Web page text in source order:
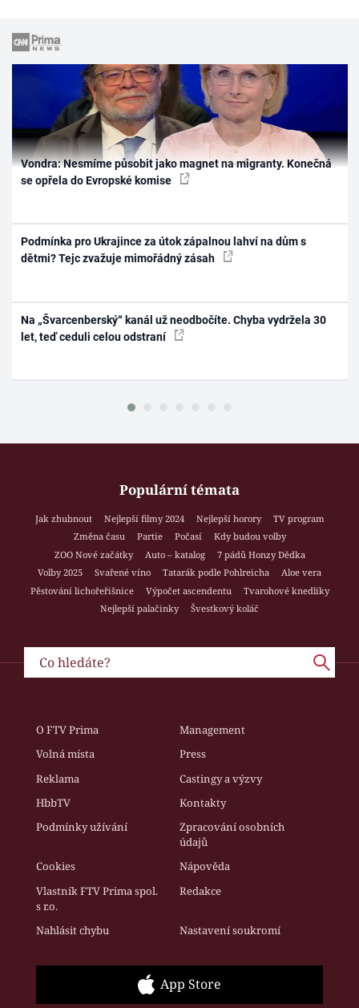
Vondra: Nesmíme působit jako magnet na migranty. Konečná
se opřela do Evropské komise
Podmínka pro Ukrajince za útok zápalnou lahví na dům s
dětmi? Tejc zvažuje mimořádný zásah
Na „Švarcenberský“ kanál už neodbočíte. Chyba vydržela 30
let, teď ceduli celou odstraní
Populární témata
Jak zhubnout Nejlepší filmy 2024 Nejlepší horory
TV program
Změna času
Partie Počasí
Kdy budou volby
ZOO Nové začátky
Auto – katalog
7 pádů Honzy Dědka
Volby 2025
Svařené víno Tatarák podle Pohlreicha
Aloe vera
Pěstování lichořeřišnice
Výpočet ascendentu
Tvarohové knedlíky
Nejlepší palačinky
Švestkový koláč
O FTV Prima
Management
Volná místa
Press
Reklama
Castingy a výzvy
HbbTV
Kontakty
Podmínky užívání
Zpracování osobních
údajů
Cookies
Nápověda
Vlastník FTV Prima spol.
s r.o.
Redakce
Nahlásit chybu Nastavení soukromí
App Store